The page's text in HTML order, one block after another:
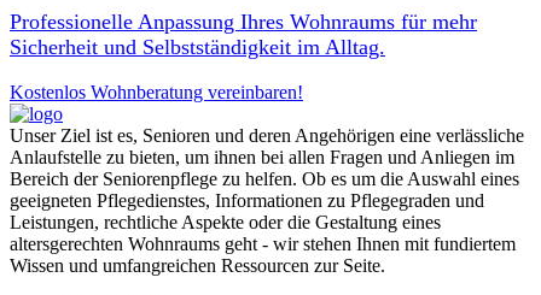
Professionelle Anpassung Ihres Wohnraums für mehr
Sicherheit und Selbstständigkeit im Alltag.
Kostenlos Wohnberatung vereinbaren!
Unser Ziel ist es, Senioren und deren Angehörigen eine verlässliche
Anlaufstelle zu bieten, um ihnen bei allen Fragen und Anliegen im
Bereich der Seniorenpflege zu helfen. Ob es um die Auswahl eines
geeigneten Pflegedienstes, Informationen zu Pflegegraden und
Leistungen, rechtliche Aspekte oder die Gestaltung eines
altersgerechten Wohnraums geht - wir stehen Ihnen mit fundiertem
Wissen und umfangreichen Ressourcen zur Seite.